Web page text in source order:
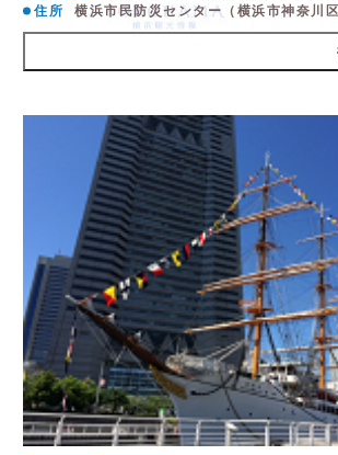
住所
横浜市民防災センター（横浜市神奈川